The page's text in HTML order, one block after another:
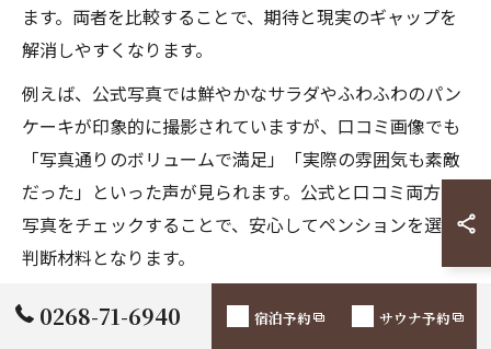
ます。両者を比較することで、期待と現実のギャップを
解消しやすくなります。
例えば、公式写真では鮮やかなサラダやふわふわのパン
ケーキが印象的に撮影されていますが、口コミ画像でも
「写真通りのボリュームで満足」「実際の雰囲気も素敵
だった」といった声が見られます。公式と口コミ両方の
写真をチェックすることで、安心してペンションを選ぶ
判断材料となります。
ペンション珈琲のトレンドを写真で徹底チェッ
0268-71-6940 宿泊予約 サウナ予約